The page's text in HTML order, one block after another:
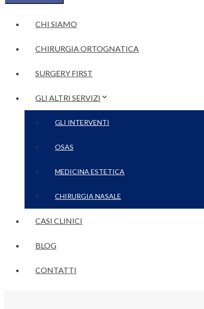
CHI SIAMO
CHIRURGIA ORTOGNATICA
SURGERY FIRST
GLI ALTRI SERVIZI
GLI INTERVENTI
OSAS
MEDICINA ESTETICA
CHIRURGIA NASALE
CASI CLINICI
BLOG
CONTATTI